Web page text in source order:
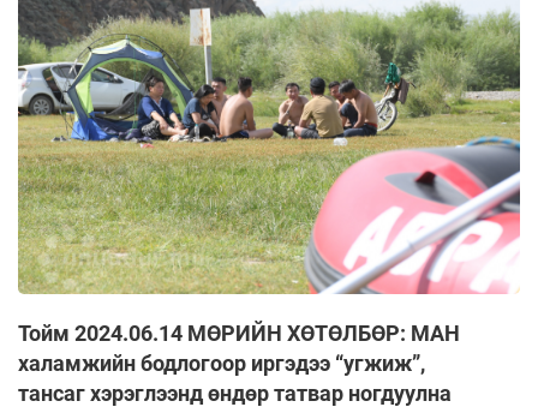
Тойм 2024.06.14 МӨРИЙН ХӨТӨЛБӨР: МАН
халамжийн бодлогоор иргэдээ “угжиж”,
тансаг хэрэглээнд өндөр татвар ногдуулна